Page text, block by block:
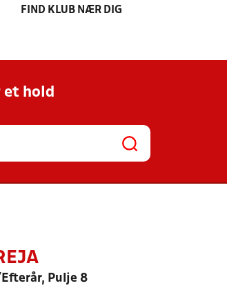
FIND KLUB NÆR DIG
et hold
Efterår, Pulje 8